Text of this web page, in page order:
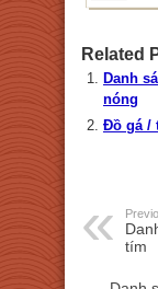
Related
Danh
nóng
Đồ gá /
tím